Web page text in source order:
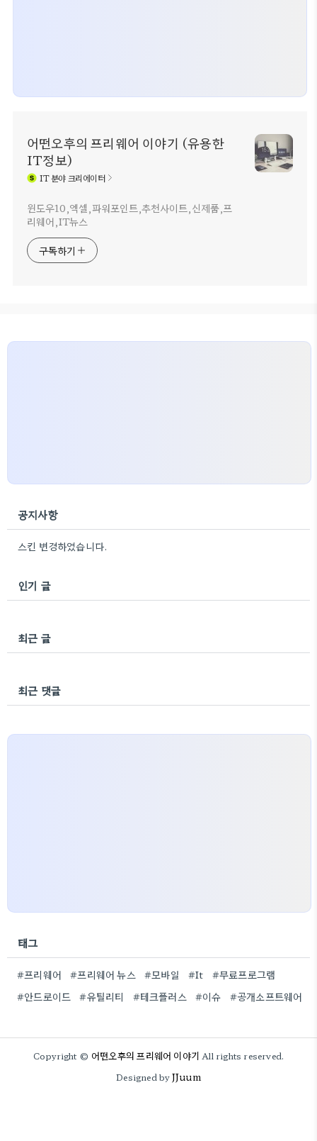
어떤오후의 프리웨어 이야기 (유용한
IT정보)
IT분야 크리에이터
윈도우10,엑셀,파워포인트,추천사이트,신제품,프
리웨어,IT뉴스
구독하기
공지사항
스킨 변경하였습니다.
인기 글
최근 글
최근 댓글
태그
#프리웨어 #프리웨어 뉴스 #모바일 #It
#무료프로그램
#안드로이드
#유틸리티 #테크플러스 #이슈 #공개소프트웨어
Copyright © 어떤오후의 프리웨어 이야기 All rights reserved.
Designed byJJuum